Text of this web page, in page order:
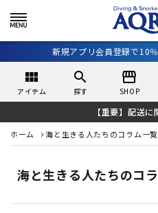
新規アプリ会員登録で10
view_module
アイテム
search
探す
storefront
SHOP
【重要】配送
ホーム 海と生きる人たちのコラム一覧
海と生きる人たちのコ